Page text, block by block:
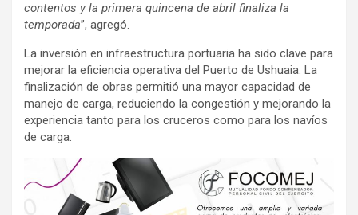
contentos y la primera quincena de abril finaliza la
temporada”, agregó.
La inversión en infraestructura portuaria ha sido clave para
mejorar la eficiencia operativa del Puerto de Ushuaia. La
finalización de obras permitió una mayor capacidad de
manejo de carga, reduciendo la congestión y mejorando la
experiencia tanto para los cruceros como para los navíos
de carga.